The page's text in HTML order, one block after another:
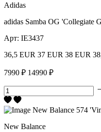
Adidas
adidas Samba OG 'Collegiate
Арт: IE3437
36,5 EUR 37 EUR 38 EUR
7990 ₽ 14990 ₽
New Balance